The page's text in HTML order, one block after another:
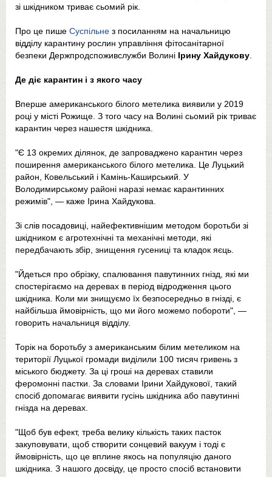
зі шкідником триває сьомий рік.
Про це пише Суспільне з посиланням на начальницю
відділу карантину рослин управління фітосанітарної
безпеки Держпродспоживслужби Волині Ірину Хайдукову
Де діє карантин і з якого часу
Вперше американського білого метелика виявили у 2019
році у місті Рожище. З того часу на Волині сьомий рік триває
карантин через нашестя шкідника.
"Є 13 окремих ділянок, де запроваджено карантин через
поширення американського білого метелика. Це Луцький
район, Ковельський і Камінь-Каширський. У
Володимирському районі наразі немає карантинних
режимів", — каже Ірина Хайдукова.
Зі слів посадовиці, найефективнішим методом боротьби зі
шкідником є агротехнічні та механічні методи, які
передбачають збір, знищення гусениці та кладок яєць.
"Йдеться про обрізку, спалювання павутинних гнізд, які ми
спостерігаємо на деревах в період відродження цього
шкідника. Коли ми знищуємо їх безпосередньо в гнізді, є
найбільша ймовірність, що ми його можемо побороти", —
говорить начальниця відділу.
Торік на боротьбу з американським білим метеликом на
території Луцької громади виділили 100 тисяч гривень з
міського бюджету. За ці гроші на деревах ставили
феромонні пастки. За словами Ірини Хайдукової, такий
спосіб допомагає виявити гусінь шкідника або павутинні
гнізда на деревах.
"Щоб був ефект, треба велику кількість таких пасток
закуповувати, щоб створити сонцевий вакуум і тоді є
ймовірність, що це вплине якось на популяцію даного
шкідника. З нашого досвіду, це просто спосіб встановити